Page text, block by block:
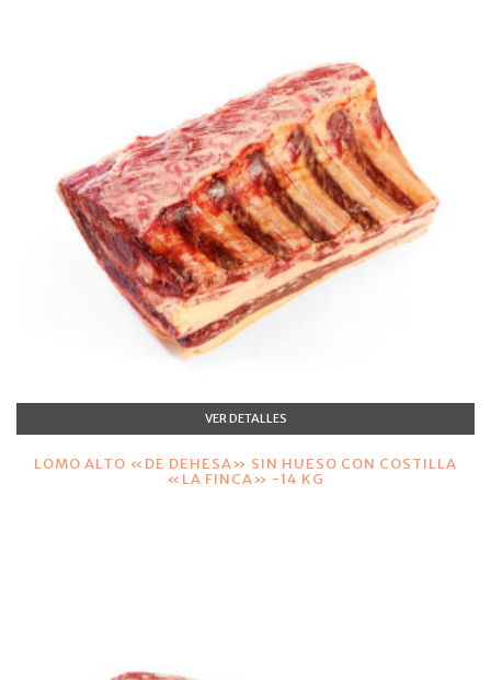
VER DETALLES
LOMO ALTO «DE DEHESA» SIN HUESO CON COSTILLA
«LA FINCA» -14 KG